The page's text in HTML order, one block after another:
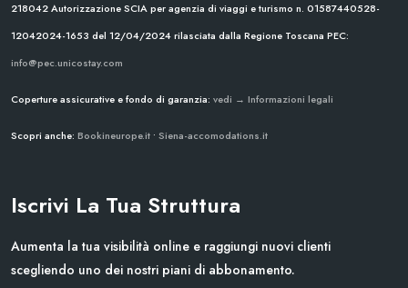
218042Autorizzazione SCIA per agenzia di viaggi e turismo n. 01587440528-
12042024-1653 del 12/04/2024rilasciata dalla Regione Toscana PEC:
info@pec.unicostay.com
Coperture assicurative e fondo di garanzia: vedi → Informazioni legali
Scopri anche: Bookineurope.it • Siena-accomodations.it
Iscrivi La Tua Struttura
Aumenta la tua visibilità online e raggiungi nuovi clienti
scegliendo uno dei nostri piani di abbonamento.